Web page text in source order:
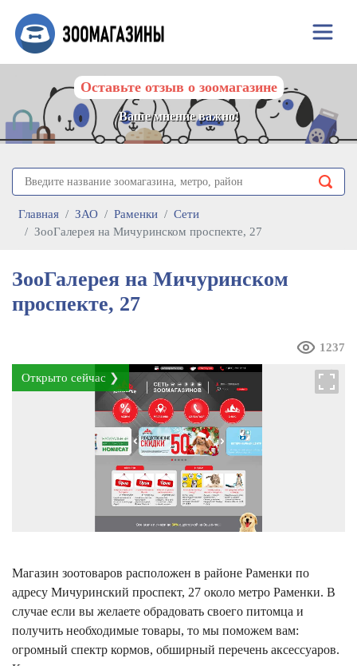
Оставьте отзыв о зоомагазине
Ваше мнение важно!
Главная ЗАО Раменки
Сети
ЗооГалерея на Мичуринском проспекте, 27
ЗооГалерея на Мичуринском
проспекте, 27
1237
Открыто сейчас ❯
Магазин зоотоваров расположен в районе Раменки по
адресу Мичуринский проспект, 27 около метро Раменки. В
случае если вы желаете обрадовать своего питомца и
получить необходимые товары, то мы поможем вам:
огромный спектр кормов, обширный перечень аксессуаров.